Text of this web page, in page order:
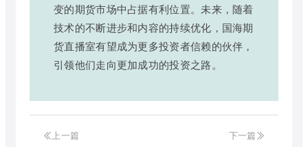
变的期货市场中占据有利位置。未来，随着
技术的不断进步和内容的持续优化，国海期
货直播室有望成为更多投资者信赖的伙伴，
引领他们走向更加成功的投资之路。
上一篇 下一篇